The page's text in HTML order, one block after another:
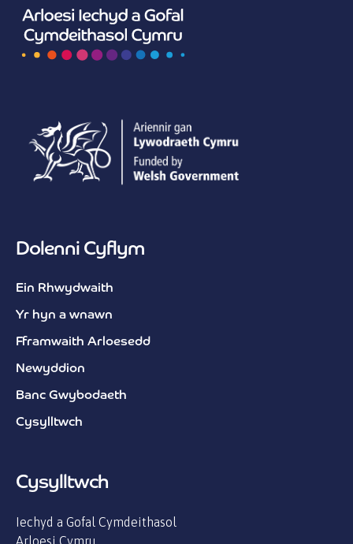
Dolenni Cyflym
Ein Rhwydwaith
Yr hyn a wnawn
Fframwaith Arloesedd
Newyddion
Banc Gwybodaeth
Cysylltwch
Cysylltwch
Iechyd a Gofal Cymdeithasol